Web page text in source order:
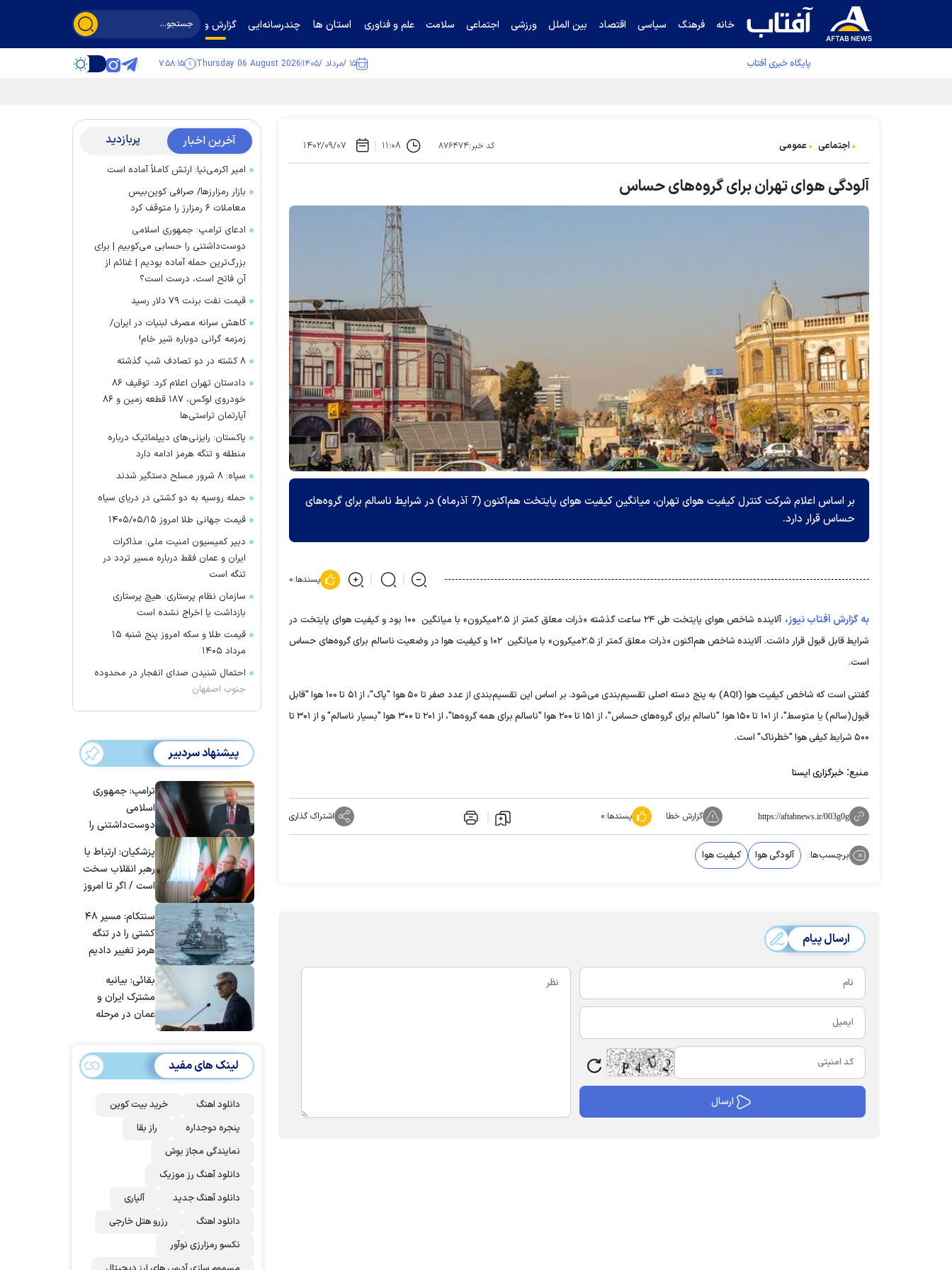
خانه فرهنگ سیاسی اقتصاد بین الملل ورزشی اجتماعی سلامت علم و فناوری استان ها چندرسانه‌ایی گزارش و گفت‌وگو
پایگاه خبری آفتاب ۱۵ /مرداد /۱۴۰۵ Thursday 06 August 2026 ۷:۵۸:۱۵
اجتماعی عمومی کد خبر:۸۷۶۴۷۴ ۱۱:۰۸ ۱۴۰۲/۰۹/۰۷
آلودگی هوای تهران برای گروه‌های حساس
بر اساس اعلام شرکت کنترل کیفیت هوای تهران، میانگین کیفیت هوای پایتخت هم‌اکنون (7 آذرماه) در شرایط ناسالم برای گروه‌های
حساس قرار دارد.
پسندها:۰
به گزارش آفتاب نیوز،
آلاینده شاخص هوای پایتخت طی ۲۴ ساعت گذشته «ذرات معلق کمتر از ۲.۵میکرون» با میانگین ۱۰۰ بود و کیفیت هوای پایتخت در
شرایط قابل قبول قرار داشت. آلاینده شاخص هم‌اکنون «ذرات معلق کمتر از ۲.۵میکرون» با میانگین ۱۰۲ و کیفیت هوا در وضعیت ناسالم برای گروه‌های حساس
است.
گفتنی است که شاخص کیفیت هوا (AQI) به پنج دسته اصلی تقسیم‌بندی می‌شود. بر اساس این تقسیم‌بندی از عدد صفر تا ۵۰ هوا "پاک"، از ۵۱ تا ۱۰۰ هوا "قابل
قبول(سالم) یا متوسط"، از ۱۰۱ تا ۱۵۰ هوا "ناسالم برای گروه‌های حساس"، از ۱۵۱ تا ۲۰۰ هوا "ناسالم برای همه گروه‌ها"، از ۲۰۱ تا ۳۰۰ هوا "بسیار ناسالم" و از ۳۰۱ تا
۵۰۰ شرایط کیفی هوا "خطرناک" است.
منبع: خبرگزاری ایسنا
https://aftabnews.ir/003g0g گزارش خطا پسندها:۰ اشتراک گذاری
برچسب‌ها: آلودگی هوا کیفیت هوا
ارسال پیام
آخرین اخبار پربازدید
امیر اکرمی‌نیا: ارتش کاملاً آماده است
بازار رمزارز‌ها/ صرافی کوین‌بیس
معاملات ۶ رمزارز را متوقف کرد
ادعای ترامپ: جمهوری اسلامی
دوست‌داشتنی را حسابی می‌کوبیم | برای
بزرگ‌ترین حمله آماده بودیم | غنائم از
آنِ فاتح است، درست است؟
قیمت نفت برنت ۷۹ دلار رسید
کاهش سرانه مصرف لبنیات در ایران/
زمزمه گرانی دوباره شیر خام!
۸ کشته در دو تصادف شب گذشته
دادستان تهران اعلام کرد: توقیف ۸۶
خودروی لوکس، ۱۸۷ قطعه زمین و ۸۶
آپارتمان تراستی‌ها
پاکستان: رایزنی‌های دیپلماتیک درباره
منطقه و تنگه هرمز ادامه دارد
سپاه: ۸ شرور مسلح دستگیر شدند
حمله روسیه به دو کشتی در دریای سیاه
قیمت جهانی طلا امروز ۱۴۰۵/۰۵/۱۵
دبیر کمیسیون امنیت ملی: مذاکرات
ایران و عمان فقط درباره مسیر تردد در
تنگه است
سازمان نظام پرستاری: هیچ پرستاری
بازداشت یا اخراج نشده است
قیمت طلا و سکه امروز پنج شنبه ۱۵
مرداد ۱۴۰۵
احتمال شنیدن صدای انفجار در محدوده
جنوب اصفهان
پیشنهاد سردبیر
ترامپ: جمهوری
اسلامی
دوست‌داشتنی را
برای بزرگ‌ترین
حمله آماده بودیم
| غنائم از آنِ فاتح
است، درست
است؟
پزشکیان: ارتباط با
رهبر انقلاب سخت
است / اگر تا امروز
مردم ایران استسنتکام: مسیر ۴۸
کشتی را در تنگه
هرمز تغییر دادیم
بقائی: بیانیه
مشترک ایران و
عمان در مرحله
برای سفر به قطر و
پاکستان نداریم
لینک های مفید
دانلود اهنگ
خرید بیت کوین
پنجره دوجداره
راز بقا
نمایندگی مجاز بوش
دانلود آهنگ رز‌ موزیک
دانلود آهنگ جدید
آلپاری
دانلود اهنگ
رزرو هتل خارجی
نکسو رمزارزی نوآور